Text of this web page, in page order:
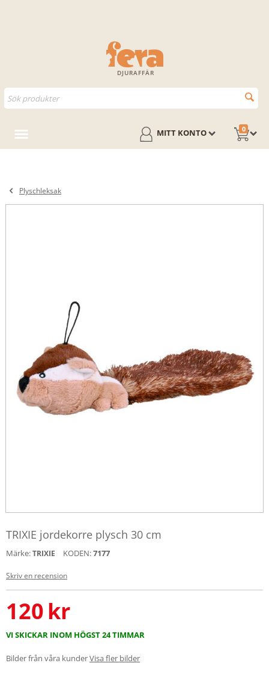
DJURAFFÄR
0
MITT KONTO
Plyschleksak
TRIXIE jordekorre plysch 30 cm
Märke:TRIXIE KODEN:7177
Skriv en recension
120kr
VI SKICKAR INOM HÖGST 24 TIMMAR
Bilder från våra kunderVisa fler bilder